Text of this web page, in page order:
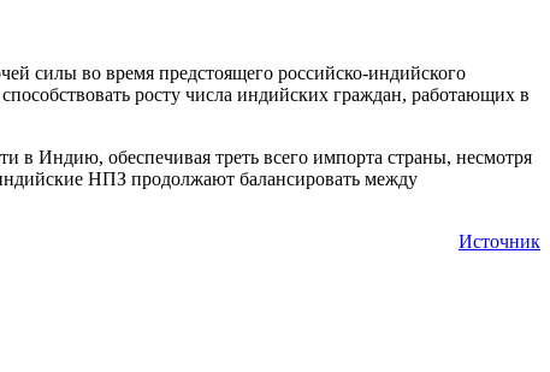
силы во время предстоящего российско-индийского
росту числа индийских граждан, работающих в
в Индию, обеспечивая треть всего импорта страны, несмотря
НПЗ продолжают балансировать между
Источник